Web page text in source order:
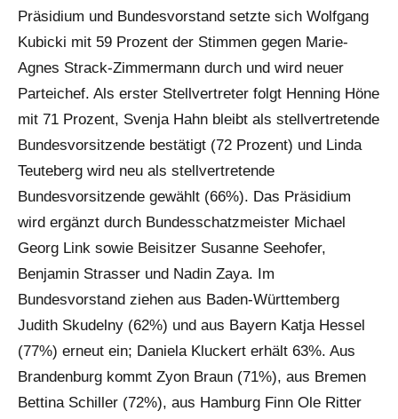
Präsidium und Bundesvorstand setzte sich Wolfgang
Kubicki mit 59 Prozent der Stimmen gegen Marie-
Agnes Strack-Zimmermann durch und wird neuer
Parteichef. Als erster Stellvertreter folgt Henning Höne
mit 71 Prozent, Svenja Hahn bleibt als stellvertretende
Bundesvorsitzende bestätigt (72 Prozent) und Linda
Teuteberg wird neu als stellvertretende
Bundesvorsitzende gewählt (66%). Das Präsidium
wird ergänzt durch Bundesschatzmeister Michael
Georg Link sowie Beisitzer Susanne Seehofer,
Benjamin Strasser und Nadin Zaya. Im
Bundesvorstand ziehen aus Baden-Württemberg
Judith Skudelny (62%) und aus Bayern Katja Hessel
(77%) erneut ein; Daniela Kluckert erhält 63%. Aus
Brandenburg kommt Zyon Braun (71%), aus Bremen
Bettina Schiller (72%), aus Hamburg Finn Ole Ritter